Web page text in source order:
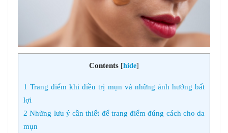
Contents [hide]
1 Trang điểm khi điều trị mụn và những ảnh hưởng bất
lợi
2 Những lưu ý cần thiết để trang điểm đúng cách cho da
mụn